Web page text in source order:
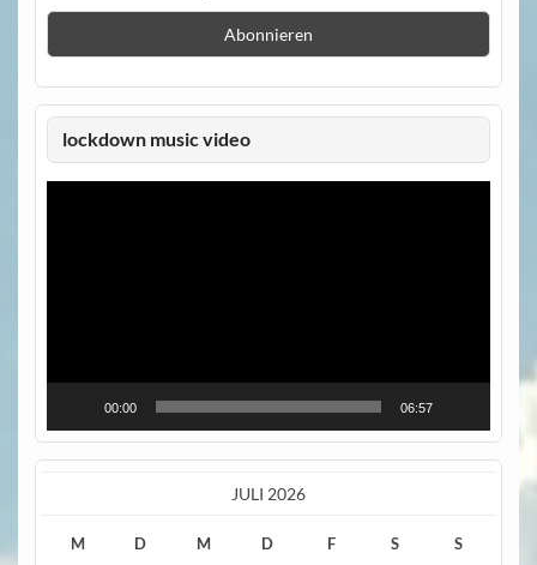
lockdown music video
Video-
00:00 06:57
JULI 2026
M D M D F S S